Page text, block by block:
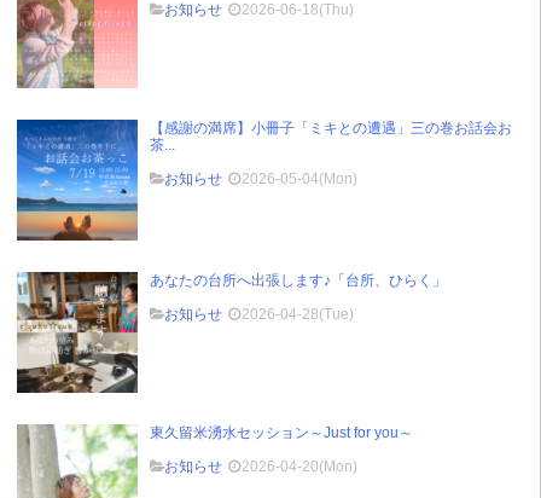
お知らせ
2026-06-18(Thu)
【感謝の満席】小冊子「ミキとの遭遇」三の巻お話会お
茶...
お知らせ
2026-05-04(Mon)
あなたの台所へ出張します♪「台所、ひらく」
お知らせ
2026-04-28(Tue)
東久留米湧水セッション～Just for you～
お知らせ
2026-04-20(Mon)